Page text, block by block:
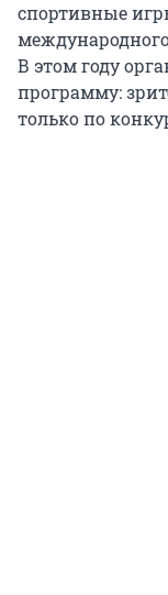
спортивные
В этом году
программу:
только по